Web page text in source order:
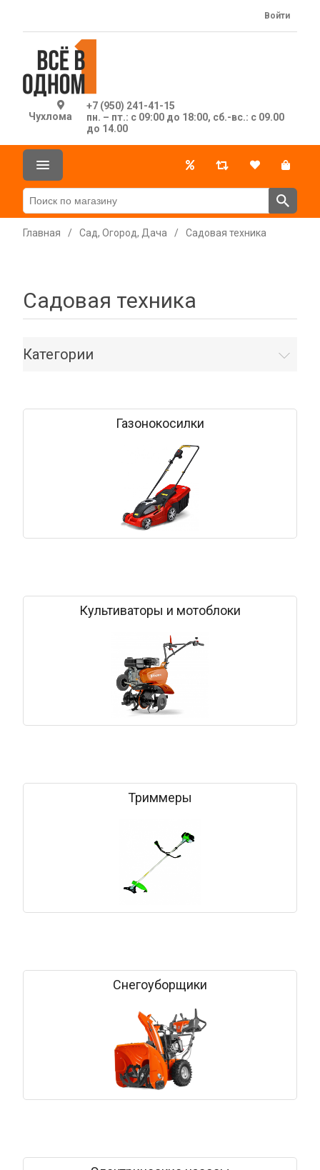
Чухлома
+7 (950) 241-41-15
пн. – пт.: с 09:00 до 18:00, сб.-вс.: с 09.00
до 14.00
Войти
Главная / Сад, Огород, Дача / Садовая техника
Садовая техника
Категории
Газонокосилки
Культиваторы и мотоблоки
Триммеры
Снегоуборщики